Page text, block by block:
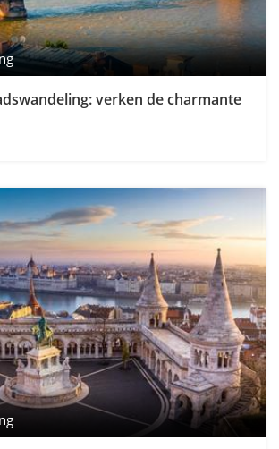
verken de charmante